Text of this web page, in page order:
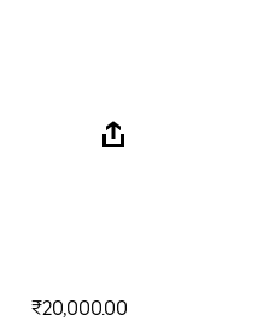
₹20,000.00